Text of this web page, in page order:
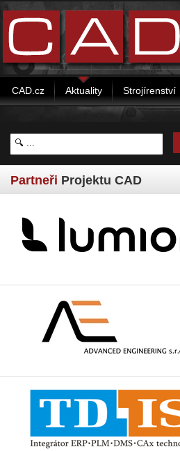
CAD.cz Aktuality Strojírenství
Partneři Projektu CAD